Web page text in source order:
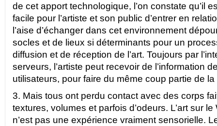
de cet apport technologique, l’on constate qu’il
facile pour l’artiste et son public d’entrer en
l’aise d’échanger dans cet environnement
socles et de lieux si déterminants pour un
diffusion et de réception de l’art. Toujours par
serveurs, l’artiste peut recevoir de l’information
utilisateurs, pour faire du même coup partie de
3. Mais tous ont perdu contact avec des corps
textures, volumes et parfois d’odeurs. L’art sur
n’est pas une expérience vraiment sensorielle.